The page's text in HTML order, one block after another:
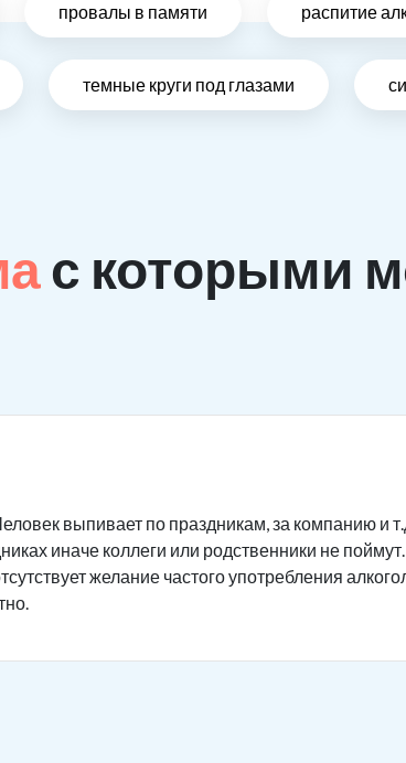
провалы в памяти распитие
темные круги под глазами
с которыми
выпивает по праздникам, за компанию и
иначе коллеги или родственники не
желание частого употребления